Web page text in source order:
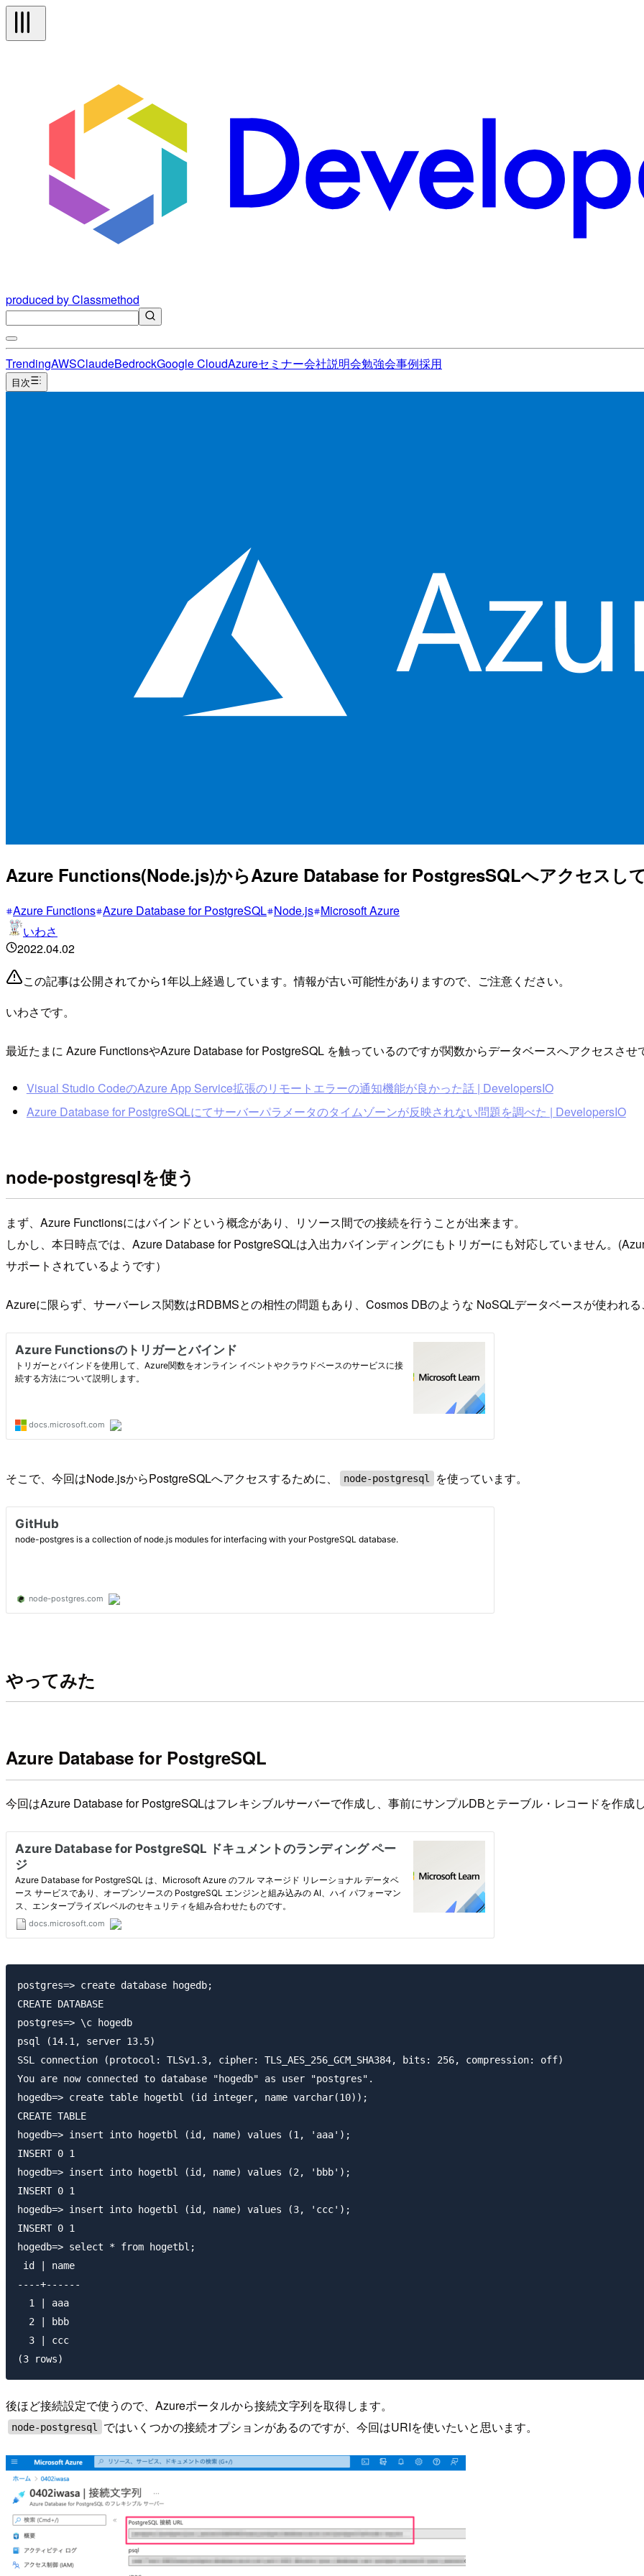
produced by Classmethod
TrendingAWSClaudeBedrockGoogle CloudAzureセミナー会社説明会勉強会事例採用
目次
Azure Functions(Node.js)からAzure Database for PostgresSQLへアクセスし
Azure Functions Azure Database for PostgreSQL Node.js Microsoft Azure
いわさ
2022.04.02
この記事は公開されてから1年以上経過しています。情報が古い可能性がありますので、ご注意ください。
いわさです。
最近たまに Azure FunctionsやAzure Database for PostgreSQL を触っているのですが関数からデータベースへアクセスさせ
Visual Studio CodeのAzure App Service拡張のリモートエラーの通知機能が良かった話 | DevelopersIO
Azure Database for PostgreSQLにてサーバーパラメータのタイムゾーンが反映されない問題を調べた | DevelopersIO
node-postgresqlを使う
まず、Azure Functionsにはバインドという概念があり、リソース間での接続を行うことが出来ます。
しかし、本日時点では、Azure Database for PostgreSQLは入出力バインディングにもトリガーにも対応していません。
サポートされているようです）
Azureに限らず、サーバーレス関数はRDBMSとの相性の問題もあり、Cosmos DBのような NoSQLデータベースが使われ
そこで、今回はNode.jsからPostgreSQLへアクセスするために、 node-postgresql を使っています。
やってみた
Azure Database for PostgreSQL
今回はAzure Database for PostgreSQLはフレキシブルサーバーで作成し、事前にサンプルDBとテーブル・レコードを作成
postgres=> create database hogedb;
CREATE DATABASE
postgres=> \c hogedb
psql (14.1, server 13.5)
SSL connection (protocol: TLSv1.3, cipher: TLS_AES_256_GCM_SHA384, bits: 256, compression: off)
You are now connected to database "hogedb" as user "postgres".
hogedb=> create table hogetbl (id integer, name varchar(10));
CREATE TABLE
hogedb=> insert into hogetbl (id, name) values (1, 'aaa');
INSERT 0 1
hogedb=> insert into hogetbl (id, name) values (2, 'bbb');
INSERT 0 1
hogedb=> insert into hogetbl (id, name) values (3, 'ccc');
INSERT 0 1
hogedb=> select * from hogetbl;
id | name
----+------
  1 | aaa
  2 | bbb
  3 | ccc
後ほど接続設定で使うので、Azureポータルから接続文字列を取得します。
node-postgresql ではいくつかの接続オプションがあるのですが、今回はURIを使いたいと思います。